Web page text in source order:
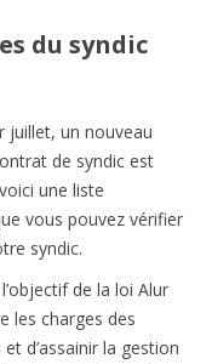
du syndic
juillet, un nouveau
de syndic est
une liste
vous pouvez vérifier
syndic.
de la loi Alur
les charges des
d’assainir la gestion